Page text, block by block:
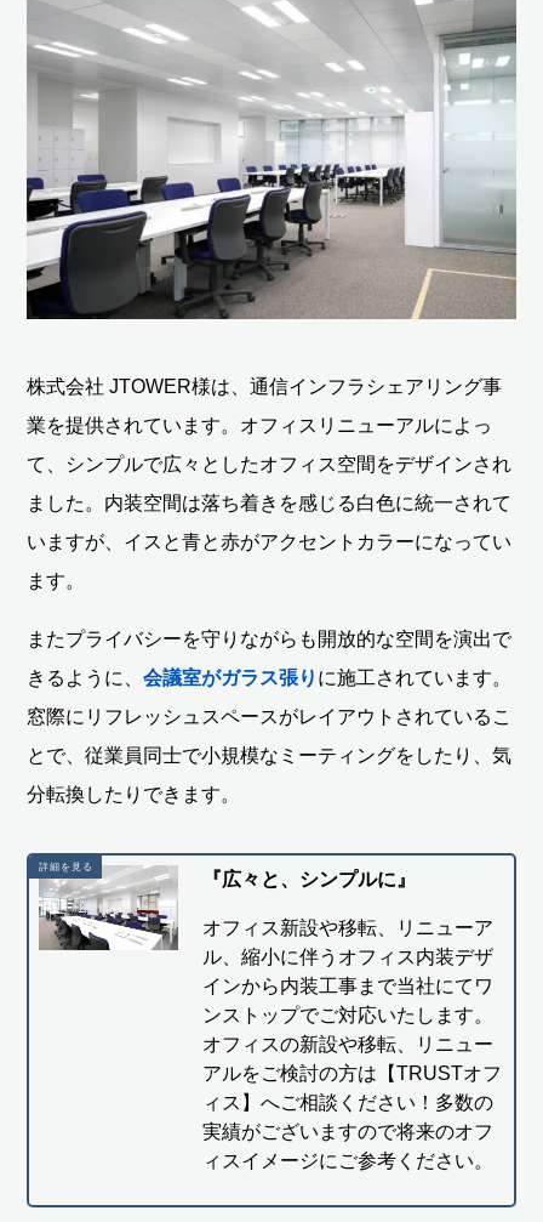
株式会社 JTOWER様は、通信インフラシェアリング事
業を提供されています。オフィスリニューアルによっ
て、シンプルで広々としたオフィス空間をデザインされ
ました。内装空間は落ち着きを感じる白色に統一されて
いますが、イスと青と赤がアクセントカラーになってい
ます。
またプライバシーを守りながらも開放的な空間を演出で
きるように、会議室がガラス張り に施工されています。
窓際にリフレッシュスペースがレイアウトされているこ
とで、従業員同士で小規模なミーティングをしたり、気
分転換したりできます。
『広々と、シンプルに』
オフィス新設や移転、リニューア
ル、縮小に伴うオフィス内装デザ
インから内装工事まで当社にてワ
ンストップでご対応いたします。
オフィスの新設や移転、リニュー
アルをご検討の方は【TRUSTオフ
ィス】へご相談ください！多数の
実績がございますので将来のオフ
ィスイメージにご参考ください。